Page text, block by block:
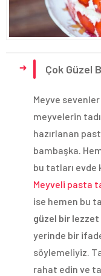
Çok Güzel
Meyve
meyvelerin
hazırlanan
bambaşka.
bu tatları evde
Meyveli pasta
ise hemen bu
güzel bir
yerinde bir
söylemeliyiz.
rahat edin ve